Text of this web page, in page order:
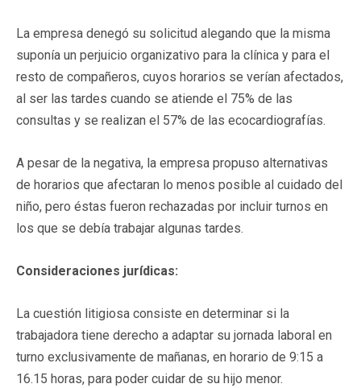
La empresa denegó su solicitud alegando que la misma
suponía un perjuicio organizativo para la clínica y para el
resto de compañeros, cuyos horarios se verían afectados,
al ser las tardes cuando se atiende el 75% de las
consultas y se realizan el 57% de las ecocardiografías.
A pesar de la negativa, la empresa propuso alternativas
de horarios que afectaran lo menos posible al cuidado del
niño, pero éstas fueron rechazadas por incluir turnos en
los que se debía trabajar algunas tardes.
Consideraciones jurídicas:
La cuestión litigiosa consiste en determinar si la
trabajadora tiene derecho a adaptar su jornada laboral en
turno exclusivamente de mañanas, en horario de 9:15 a
16.15 horas, para poder cuidar de su hijo menor.